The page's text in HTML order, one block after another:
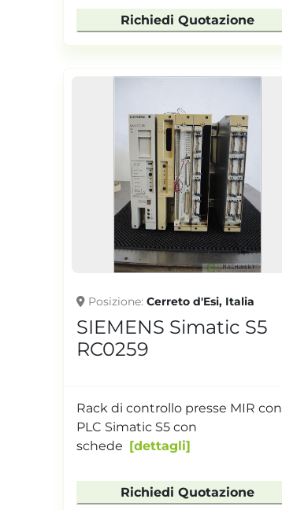
Richiedi Quotazione
Posizione Cerreto d'Esi, Italia
SIEMENS Simatic S5
RC0259
Rack di controllo presse MIR con
PLC Simatic S5 con
schede
dettagli
Richiedi Quotazione